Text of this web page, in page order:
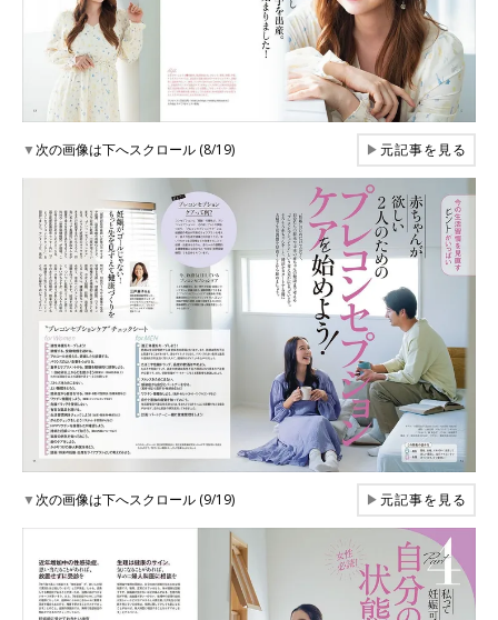
▼次の画像は下へスクロール (8/19) ▶元記事を見る
▼次の画像は下へスクロール (9/19) ▶元記事を見る